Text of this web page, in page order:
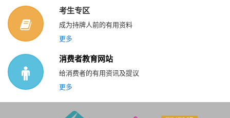
考生专区
成为持牌人前的有用资料
更多
消费者教育网站
给消费者的有用资讯及提议
更多